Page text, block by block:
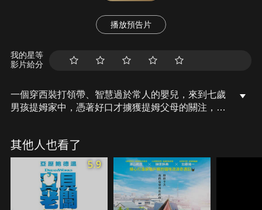
播放預告片
我的星等
影片給分
一個穿西裝打領帶、智慧過於常人的嬰兒，來到七歲
男孩提姆家中，憑著好口才擄獲提姆父母的關注，為
其他人也看了
5.9